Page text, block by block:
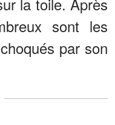
sont les
par son